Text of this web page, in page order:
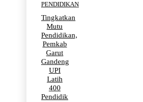
PENDIDIKAN
Tingkatkan
Mutu
Pendidikan,
Pemkab
Garut
Gandeng
UPI
Latih
400
Pendidik